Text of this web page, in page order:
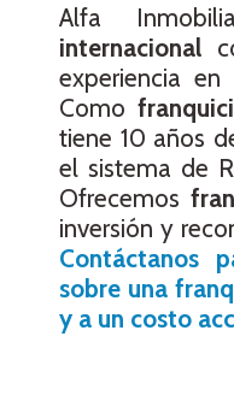
Alfa
internacional
experiencia en
Como
tiene 10 años
el sistema de
Ofrecemos
inversión y
Contáctanos
sobre una
y a un costo